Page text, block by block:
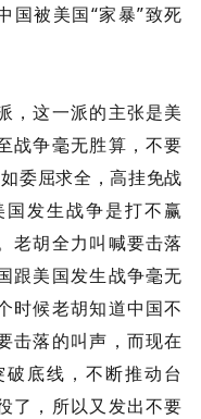
国被美国“家暴”致死
，这一派的主张是美
战争毫无胜算，不要
委屈求全，高挂免战
发生战争是打不赢
老胡全力叫喊要击落
跟美国发生战争毫无
时候老胡知道中国不
击落的叫声，而现在
底线，不断推动台
了，所以又发出不要